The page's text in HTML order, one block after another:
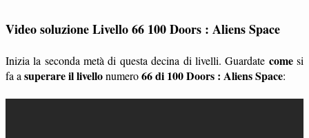
Video soluzione Livello 66 100 Doors : Aliens Space
Inizia la seconda metà di questa decina di livelli. Guardate comesi
fa a superare il livellonumero66 di 100 Doors : Aliens Space: